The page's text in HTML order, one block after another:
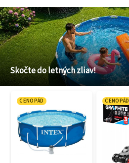
Skočte do letných zliav!
CENOPÁD CENOPÁD